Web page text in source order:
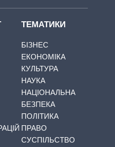
ТЕМАТИКИ
БІЗНЕС
ЕКОНОМІКА
КУЛЬТУРА
НАУКА
НАЦІОНАЛЬНА
БЕЗПЕКА
ПОЛІТИКА
ПРАВО
СУСПІЛЬСТВО